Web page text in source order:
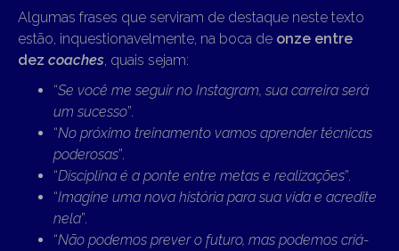
Algumas frases que serviram de destaque neste texto
estão, inquestionavelmente, na boca de onze entre
dez coaches , quais sejam:
“Se você me seguir no Instagram, sua carreira será
um sucesso”.
“No próximo treinamento vamos aprender técnicas
poderosas”.
“Disciplina é a ponte entre metas e realizações”.
“Imagine uma nova história para sua vida e acredite
nela”.
“Não podemos prever o futuro, mas podemos criá-